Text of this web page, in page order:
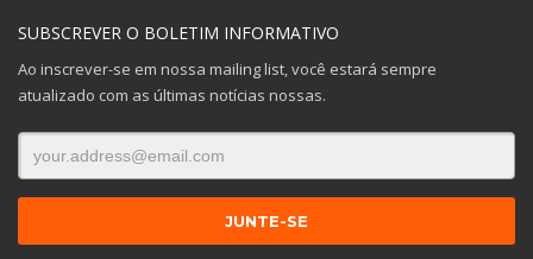
SUBSCREVER O BOLETIM INFORMATIVO
Ao inscrever-se em nossa mailing list, você estará sempre
atualizado com as últimas notícias nossas.